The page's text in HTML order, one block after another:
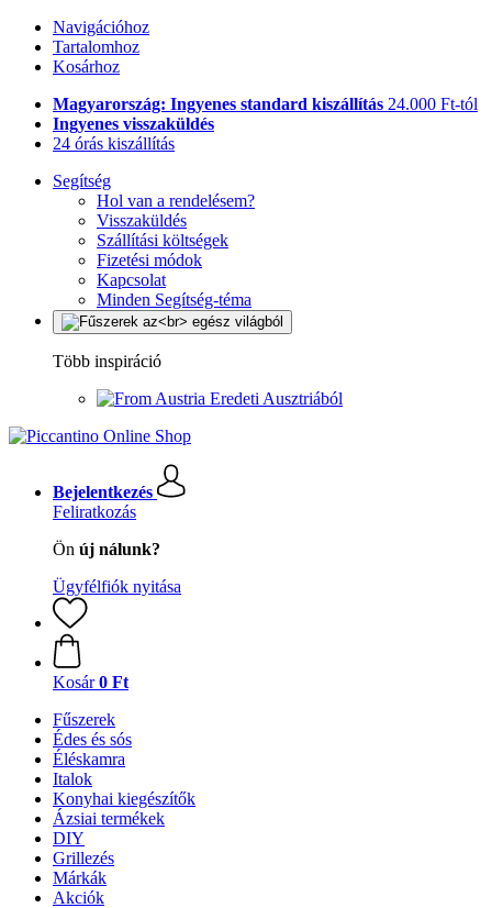
Navigációhoz
Tartalomhoz
Kosárhoz
Magyarország: Ingyenes standard kiszállítás 24.000 Ft-tól
Ingyenes visszaküldés
24 órás kiszállítás
Segítség
Hol van a rendelésem?
Visszaküldés
Szállítási költségek
Fizetési módok
Kapcsolat
Minden Segítség-téma
Több inspiráció
Eredeti Ausztriából
Bejelentkezés
Feliratkozás
Ön új nálunk?
Ügyfélfiók nyitása
Kosár 0 Ft
Fűszerek
Édes és sós
Éléskamra
Italok
Konyhai kiegészítők
Ázsiai termékek
DIY
Grillezés
Márkák
Akciók